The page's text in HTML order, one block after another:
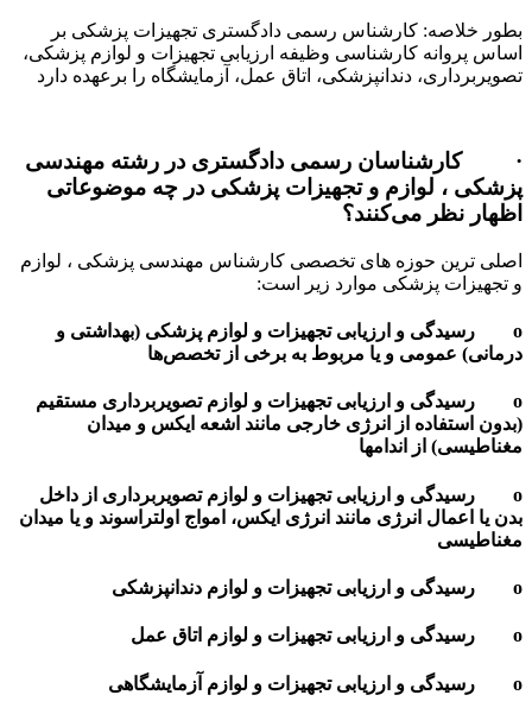
بطور خلاصه: کارشناس رسمی دادگستری تجهیزات پزشکی بر
اساس پروانه کارشناسی وظیفه ارزیابی تجهیزات و لوازم پزشکی،
تصویربرداری، دندانپزشکی، اتاق عمل، آزمایشگاه را برعهده دارد
· کارشناسان رسمی دادگستری در رشته مهندسی
پزشکی ، لوازم و تجهیزات پزشکی در چه موضوعاتی
اظهار نظر می‌کنند؟
اصلی ترین حوزه های تخصصی کارشناس مهندسی پزشکی ، لوازم
و تجهیزات پزشکی موارد زیر است:
o رسیدگی و ارزیابی تجهیزات و لوازم پزشکی (بهداشتی و
درمانی) عمومی و یا مربوط به برخی از تخصص‌ها
o رسیدگی و ارزیابی تجهیزات و لوازم تصویربرداری مستقیم
(بدون استفاده از انرژی خارجی مانند اشعه ایکس و میدان
مغناطیسی) از اندامها
o رسیدگی و ارزیابی تجهیزات و لوازم تصویربرداری از داخل
بدن یا اعمال انرژی مانند انرژی ایکس، امواج اولتراسوند و یا میدان
مغناطیسی
o رسیدگی و ارزیابی تجهیزات و لوازم دندانپزشکی
o رسیدگی و ارزیابی تجهیزات و لوازم اتاق عمل
o رسیدگی و ارزیابی تجهیزات و لوازم آزمایشگاهی